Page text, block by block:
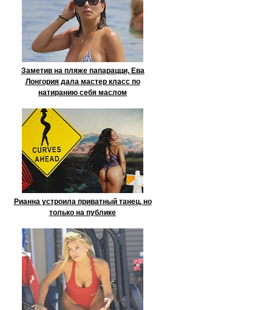
Заметив на пляже папарацци, Ева
Лонгория дала мастер класс по
натиранию себя маслом
Рианна устроила приватный танец, но
только на публике